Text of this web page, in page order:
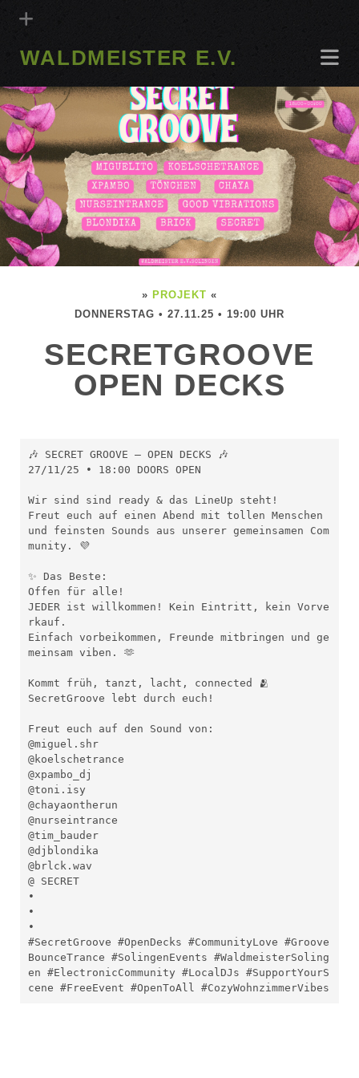
WALDMEISTER E.V.
» PROJEKT «
DONNERSTAG • 27.11.25 • 19:00 UHR
SECRETGROOVE
OPEN DECKS
🎶 SECRET GROOVE – OPEN DECKS 🎶
27/11/25 • 18:00 DOORS OPEN
Wir sind sind ready & das LineUp steht!
Freut euch auf einen Abend mit tollen Menschen
und feinsten Sounds aus unserer gemeinsamen Com
munity. 💜
✨ Das Beste:
Offen für alle!
JEDER ist willkommen! Kein Eintritt, kein Vorve
rkauf.
Einfach vorbeikommen, Freunde mitbringen und ge
meinsam viben. 🫶
Kommt früh, tanzt, lacht, connected 🫂
SecretGroove lebt durch euch!
Freut euch auf den Sound von:
@miguel.shr
@koelschetrance
@xpambo_dj
@toni.isy
@chayaontherun
@nurseintrance
@tim_bauder
@djblondika
@brlck.wav
@ SECRET
•
•
•
#SecretGroove #OpenDecks #CommunityLove #Groove
BounceTrance #SolingenEvents #WaldmeisterSoling
en #ElectronicCommunity #LocalDJs #SupportYourS